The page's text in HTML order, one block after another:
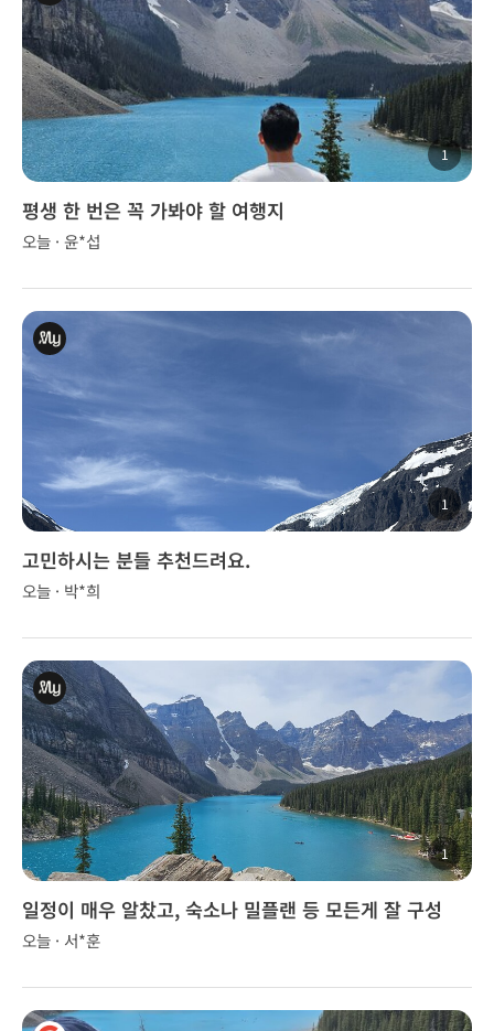
1
평생 한 번은 꼭 가봐야 할 여행지
오늘 · 윤*섭
1
고민하시는 분들 추천드려요.
오늘 · 박*희
1
일정이 매우 알찼고, 숙소나 밀플랜 등 모든게 잘 구성
오늘 · 서*훈